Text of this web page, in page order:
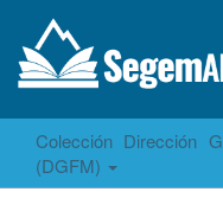
Colección Dirección
(DGFM)